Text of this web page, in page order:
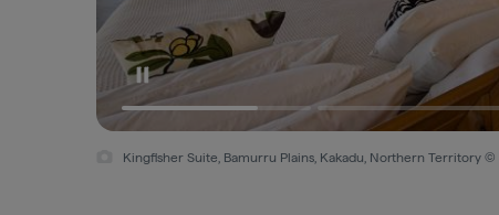
Kingfisher Suite, Bamurru Plains, Kakadu, Northern Territory